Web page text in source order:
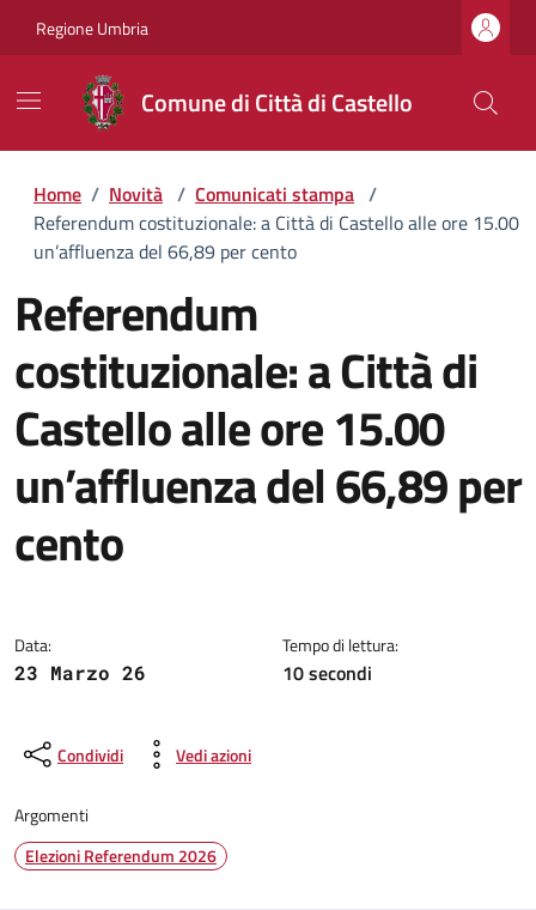
Regione Umbria
Comune di Città di Castello
Home / Novità / Comunicati stampa /
Referendum costituzionale: a Città di Castello alle ore 15.00
un’affluenza del 66,89 per cento
Referendum
costituzionale: a Città di
Castello alle ore 15.00
un’affluenza del 66,89 per
cento
Data:
23 Marzo 26
Tempo di lettura:
10 secondi
Condividi Vedi azioni
Argomenti
Elezioni Referendum 2026